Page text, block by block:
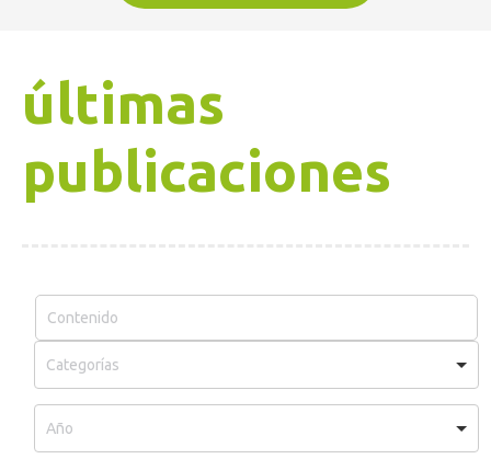
últimas
publicaciones